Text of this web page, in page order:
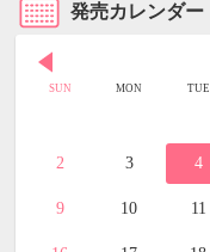
発売カレンダー
SUN MON TUE
2 3 4
9 10 11